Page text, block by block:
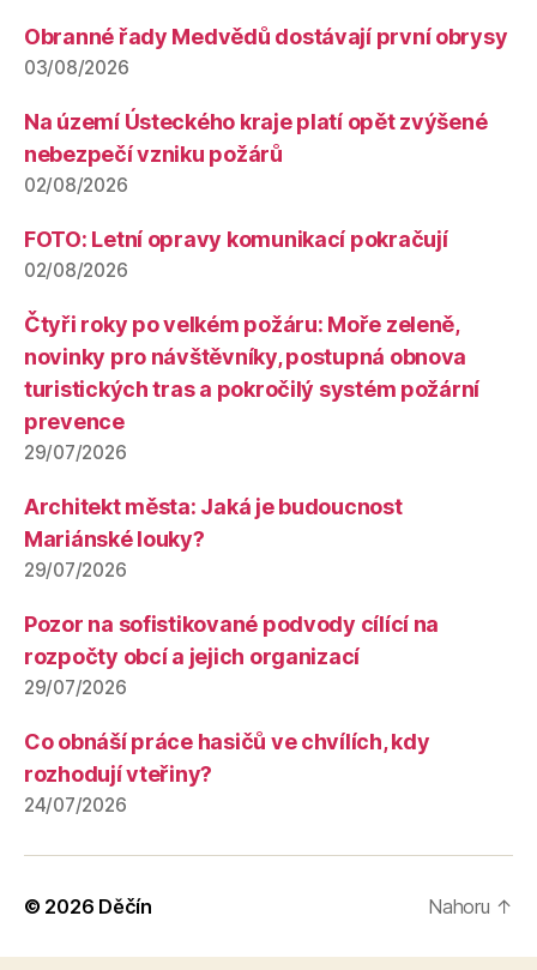
Obranné řady Medvědů dostávají první obrysy
03/08/2026
Na území Ústeckého kraje platí opět zvýšené
nebezpečí vzniku požárů
02/08/2026
FOTO: Letní opravy komunikací pokračují
02/08/2026
Čtyři roky po velkém požáru: Moře zeleně,
novinky pro návštěvníky, postupná obnova
turistických tras a pokročilý systém požární
prevence
29/07/2026
Architekt města: Jaká je budoucnost
Mariánské louky?
29/07/2026
Pozor na sofistikované podvody cílící na
rozpočty obcí a jejich organizací
29/07/2026
Co obnáší práce hasičů ve chvílích, kdy
rozhodují vteřiny?
24/07/2026
© 2026 Děčín Nahoru ↑